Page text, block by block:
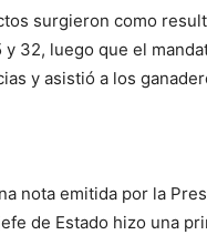
surgieron como
y 32, luego que el
y asistió a los
nota emitida por la
de Estado hizo una